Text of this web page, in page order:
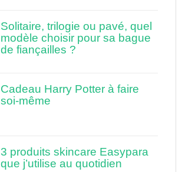
Solitaire, trilogie ou pavé, quel
modèle choisir pour sa bague
de fiançailles ?
Cadeau Harry Potter à faire
soi-même
3 produits skincare Easypara
que j’utilise au quotidien